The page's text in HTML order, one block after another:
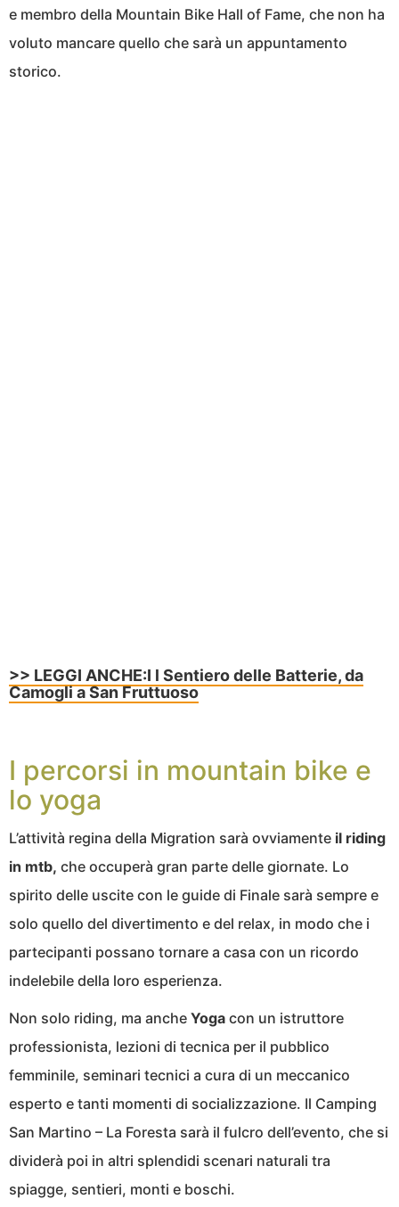
e membro della Mountain Bike Hall of Fame, che non ha
voluto mancare quello che sarà un appuntamento
storico.
>> LEGGI ANCHE:I l Sentiero delle Batterie, da
Camogli a San Fruttuoso
I percorsi in mountain bike e
lo yoga
L’attività regina della Migration sarà ovviamente il riding
in mtb, che occuperà gran parte delle giornate. Lo
spirito delle uscite con le guide di Finale sarà sempre e
solo quello del divertimento e del relax, in modo che i
partecipanti possano tornare a casa con un ricordo
indelebile della loro esperienza.
Non solo riding, ma anche Yoga con un istruttore
professionista, lezioni di tecnica per il pubblico
femminile, seminari tecnici a cura di un meccanico
esperto e tanti momenti di socializzazione. Il Camping
San Martino – La Foresta sarà il fulcro dell’evento, che si
dividerà poi in altri splendidi scenari naturali tra
spiagge, sentieri, monti e boschi.